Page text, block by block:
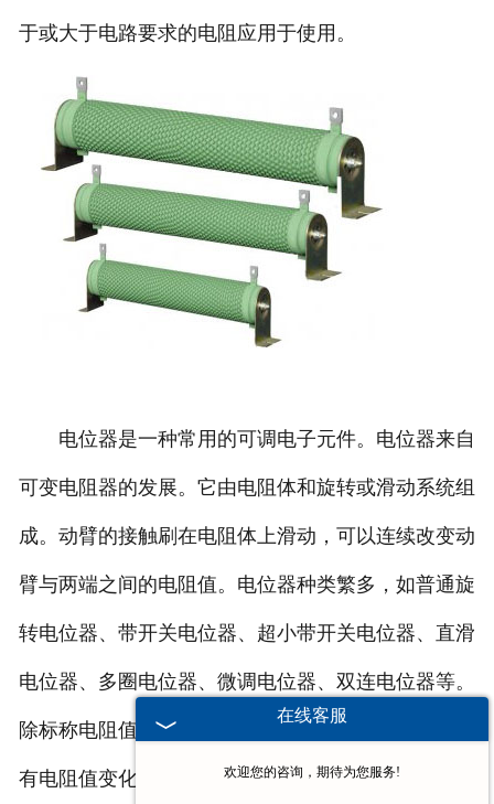
于或大于电路要求的电阻应用于使用。
电位器是一种常用的可调电子元件。电位器来自
可变电阻器的发展。它由电阻体和旋转或滑动系统组
成。动臂的接触刷在电阻体上滑动，可以连续改变动
臂与两端之间的电阻值。电位器种类繁多，如普通旋
转电位器、带开关电位器、超小带开关电位器、直滑
电位器、多圈电位器、微调电位器、双连电位器等。
除标称电阻值和额定功率外，电位器的主要参数还具
有电阻值变化的特性，是指电阻值随动臂的旋转角度
在线客服
欢迎您的咨询，期待为您服务!